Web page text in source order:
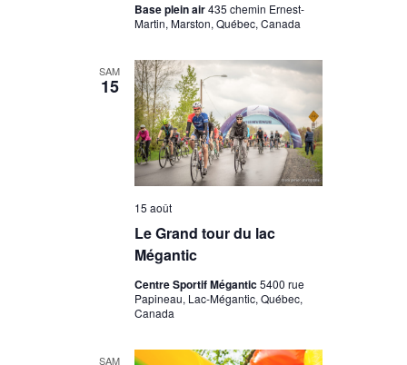
Base plein air435 chemin Ernest-
Martin, Marston, Québec, Canada
SAM
15
Le Grand tour du lac
Mégantic
15 août
Centre Sportif Mégantic5400 rue
Papineau, Lac-Mégantic, Québec,
Canada
SAM